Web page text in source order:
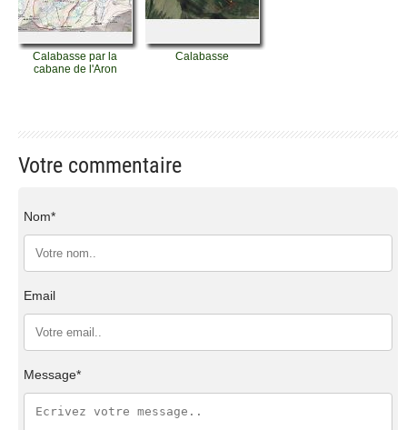
Calabasse par la
cabane de l'Aron
Calabasse
Votre commentaire
Nom*
Email
Message*